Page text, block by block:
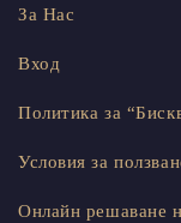
За Нас
Вход
Политика за
Условия за
Онлайн решаване